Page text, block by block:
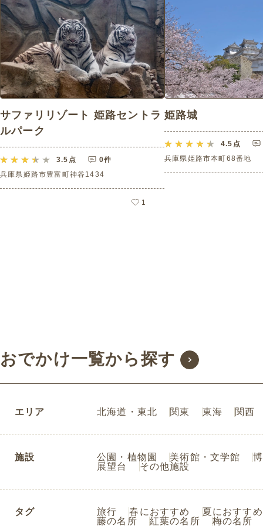
サファリリゾート 姫路セントラ
ルパーク
3.5 点
0件
兵庫県姫路市豊富町神谷1434
1
姫路城
4.5 点
兵庫県姫路市本町68番地
おでかけ一覧から探す
エリア 北海道・東北 関東 東海 関西
施設 公園・植物園 美術館・文学館
展望台
その他施設
タグ 旅行 春におすすめ
夏におすすめ
藤の名所
紅葉の名所 梅の名所